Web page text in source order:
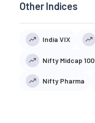
Other Indices
India VIX
Nifty Midcap 100
Nifty Pharma